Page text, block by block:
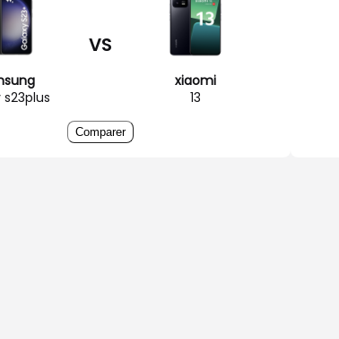
VS
xiaomi
13
Comparer